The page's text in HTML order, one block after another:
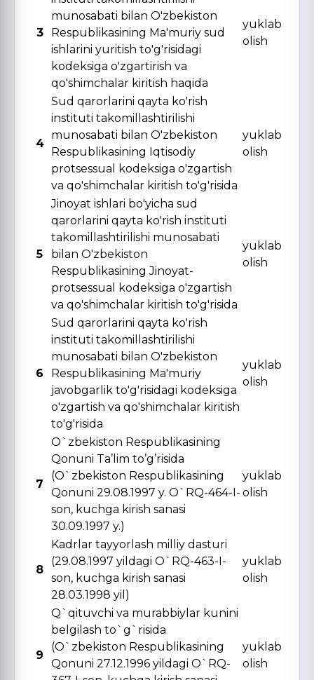
3
munosabati bilan O'zbekiston
Respublikasining Ma'muriy sud
ishlarini yuritish to'g'risidagi
kodeksiga o'zgartirish va
qo'shimchalar kiritish haqida
yuklab
olish
4
Sud qarorlarini qayta ko'rish
instituti takomillashtirilishi
munosabati bilan O'zbekiston
Respublikasining Iqtisodiy
protsessual kodeksiga o'zgartish
va qo'shimchalar kiritish to'g'risida
yuklab
olish
5
Jinoyat ishlari bo'yicha sud
qarorlarini qayta ko'rish instituti
takomillashtirilishi munosabati
bilan O'zbekiston
Respublikasining Jinoyat-
protsessual kodeksiga o'zgartish
va qo'shimchalar kiritish to'g'risida
yuklab
olish
6
Sud qarorlarini qayta ko'rish
instituti takomillashtirilishi
munosabati bilan O'zbekiston
Respublikasining Ma'muriy
javobgarlik to'g'risidagi kodeksiga
o'zgartish va qo'shimchalar kiritish
to'g'risida
yuklab
olish
7
O`zbekiston Respublikasining
Qonuni Ta’lim to’g’risida
(O`zbekiston Respublikasining
Qonuni 29.08.1997 y. O`RQ-464-I-
son, kuchga kirish sanasi
30.09.1997 y.)
yuklab
olish
8
Kadrlar tayyorlash milliy dasturi
(29.08.1997 yildagi O`RQ-463-I-
son, kuchga kirish sanasi
28.03.1998 yil)
yuklab
olish
9
Q`qituvchi va murabbiylar kunini
belgilash to`g`risida
(O`zbekiston Respublikasining
Qonuni 27.12.1996 yildagi O`RQ-
yuklab
olish